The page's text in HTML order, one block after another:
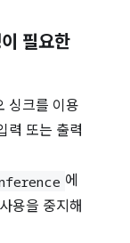
필요한
싱크를 이용
력 또는 출력
에
용을 중지해